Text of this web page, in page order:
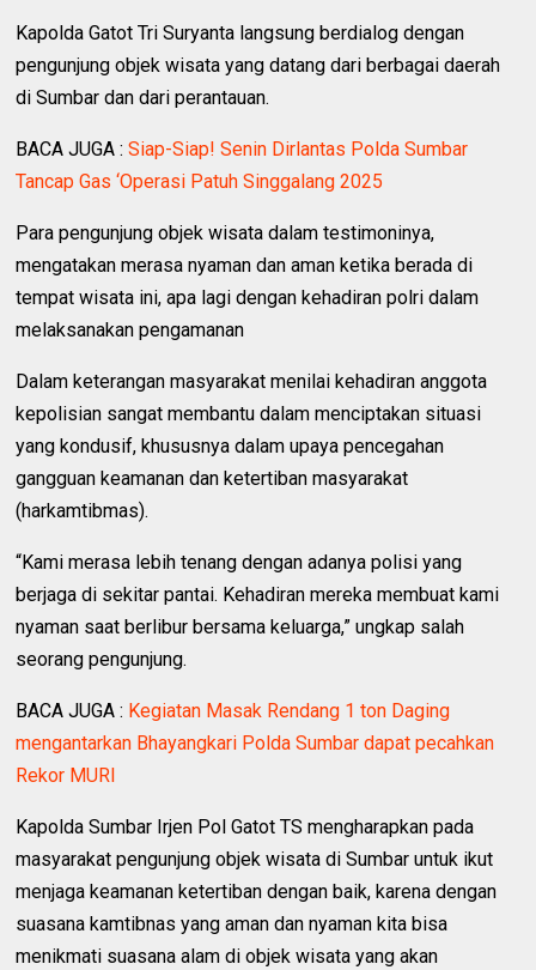
Kapolda Gatot Tri Suryanta langsung berdialog dengan
pengunjung objek wisata yang datang dari berbagai daerah
di Sumbar dan dari perantauan.
BACA JUGA :‎Siap-Siap! Senin Dirlantas Polda Sumbar
Tancap Gas ‘Operasi Patuh Singgalang 2025 ‎
Para pengunjung objek wisata dalam testimoninya,
mengatakan merasa nyaman dan aman ketika berada di
tempat wisata ini, apa lagi dengan kehadiran polri dalam
melaksanakan pengamanan
Dalam keterangan masyarakat menilai kehadiran anggota
kepolisian sangat membantu dalam menciptakan situasi
yang kondusif, khususnya dalam upaya pencegahan
gangguan keamanan dan ketertiban masyarakat
(harkamtibmas).
“Kami merasa lebih tenang dengan adanya polisi yang
berjaga di sekitar pantai. Kehadiran mereka membuat kami
nyaman saat berlibur bersama keluarga,” ungkap salah
seorang pengunjung.
BACA JUGA : Kegiatan Masak Rendang 1 ton Daging
mengantarkan Bhayangkari Polda Sumbar dapat pecahkan
Rekor MURI
Kapolda Sumbar Irjen Pol Gatot TS mengharapkan pada
masyarakat pengunjung objek wisata di Sumbar untuk ikut
menjaga keamanan ketertiban dengan baik, karena dengan
suasana kamtibnas yang aman dan nyaman kita bisa
menikmati suasana alam di objek wisata yang akan